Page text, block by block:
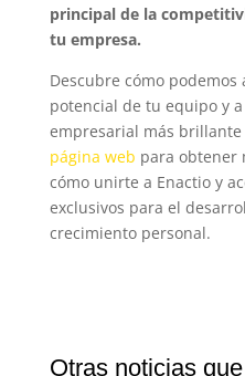
principal de la
tu empresa.
Descubre cómo
potencial de tu equipo y
empresarial más
página web para obtener
cómo unirte a Enactio y
exclusivos para el
crecimiento personal.
Otras noticias